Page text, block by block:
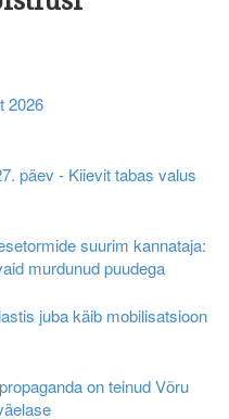
2026
päev - Kiievit tabas valus
suurim kannataja:
murdunud puudega
juba käib mobilisatsioon
on teinud Võru